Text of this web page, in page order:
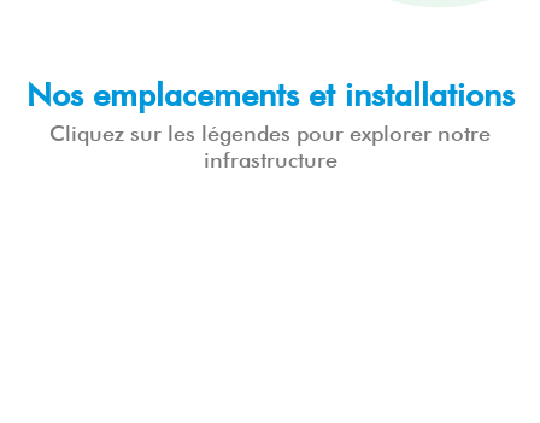
Nos emplacements et installations​
Cliquez sur les légendes pour explorer notre
infrastructure